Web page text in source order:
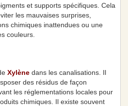
et supports spécifiques. Cela
les mauvaises surprises,
chimiques inattendues ou une
couleurs.
Xylène dans les canalisations. Il
des résidus de façon
les réglementations locales pour
chimiques. Il existe souvent